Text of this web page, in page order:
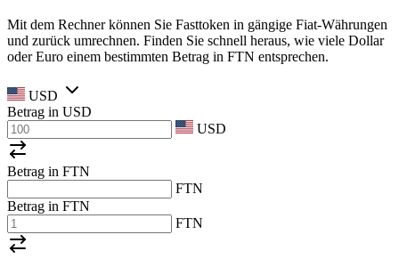
Mit dem Rechner können Sie Fasttoken in gängige Fiat-Währungen
und zurück umrechnen. Finden Sie schnell heraus, wie viele Dollar
oder Euro einem bestimmten Betrag in FTN entsprechen.
USD
Betrag in USD
USD
Betrag in FTN
FTN
Betrag in FTN
FTN